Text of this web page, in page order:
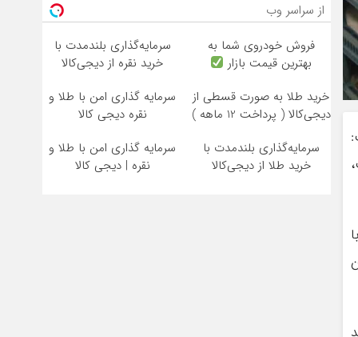
از سراسر وب
فروش خودروی شما به
بهترین قیمت بازار
سرمایه‌گذاری بلندمدت با
خرید نقره از دیجی‌کالا
خرید طلا به صورت قسطی از
دیجی‌کالا ( پرداخت 12 ماهه )
سرمایه گذاری امن با طلا و
نقره دیجی کالا
سرمایه‌گذاری بلندمدت با
خرید طلا از دیجی‌کالا
سرمایه گذاری امن با طلا و
نقره | دیجی کالا